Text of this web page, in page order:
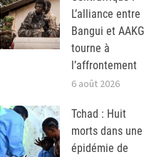
L’alliance entre
Bangui et AAKG
tourne à
l’affrontement
6 août 2026
Tchad : Huit
morts dans une
épidémie de